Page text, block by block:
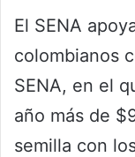
El SENA
colombianos
SENA, en el
año más de
semilla con